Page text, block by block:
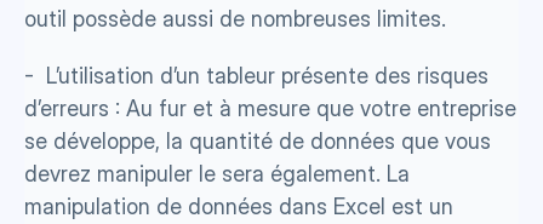
outil possède aussi de nombreuses limites.‍
-  L’utilisation d’un tableur présente des risques
d’erreurs : Au fur et à mesure que votre entreprise
se développe, la quantité de données que vous
devrez manipuler le sera également. La
manipulation de données dans Excel est un